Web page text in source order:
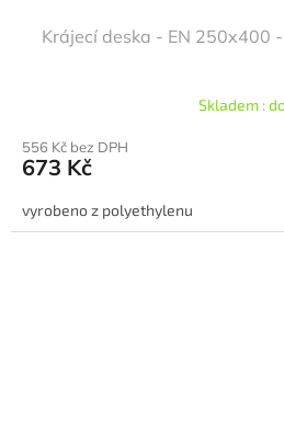
Krájecí deska - EN 250x400
Skladem :
556 Kč bez DPH
673 Kč
vyrobeno z polyethylenu